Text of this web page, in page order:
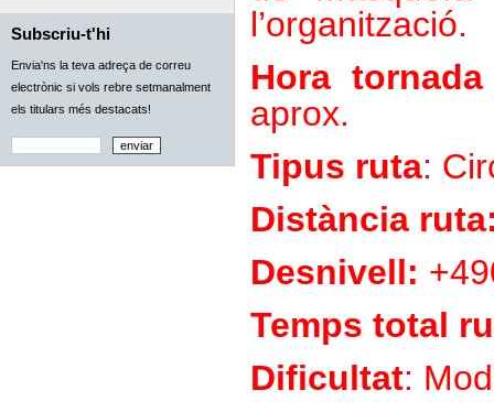
Subscriu-t'hi
Envia'ns la teva adreça de correu
electrònic si vols rebre setmanalment
els titulars més destacats!
l’organització.
Hora
aprox.
Tipus ruta:
Distància
Desnivell:
Temps total
Dificultat: